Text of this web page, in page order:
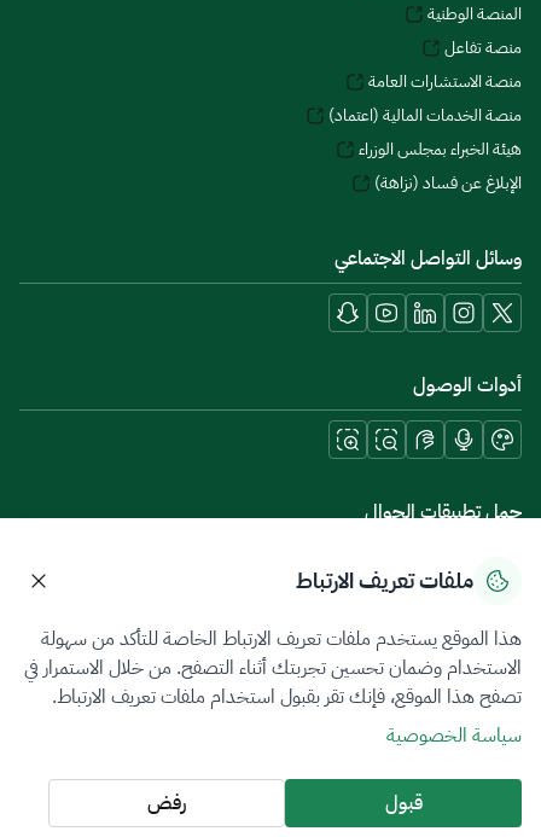
المنصة الوطنية
منصة تفاعل
منصة الاستشارات العامة
منصة الخدمات المالية (اعتماد)
هيئة الخبراء بمجلس الوزراء
الإبلاغ عن فساد (نزاهة)
وسائل التواصل الاجتماعي
أدوات الوصول
حمل تطبيقات الجوال
سياسة الخصوصيةشروط الاستخدامخريطة الموقع
جميع الحقوق محفوظة 2026 © ZATCA.GOV.SA
تم تطويره وصيانته بواسطة هيئة الزكاة والضريبة والجمارك
آخر تحديث للموقع في
ملفات تعريف الارتباط
هذا الموقع يستخدم ملفات تعريف الارتباط الخاصة للتأكد من سهولة
الاستخدام وضمان تحسين تجربتك أثناء التصفح. من خلال الاستمرار في
تصفح هذا الموقع، فإنك تقر بقبول استخدام ملفات تعريف الارتباط.
سياسة الخصوصية
قبول رفض